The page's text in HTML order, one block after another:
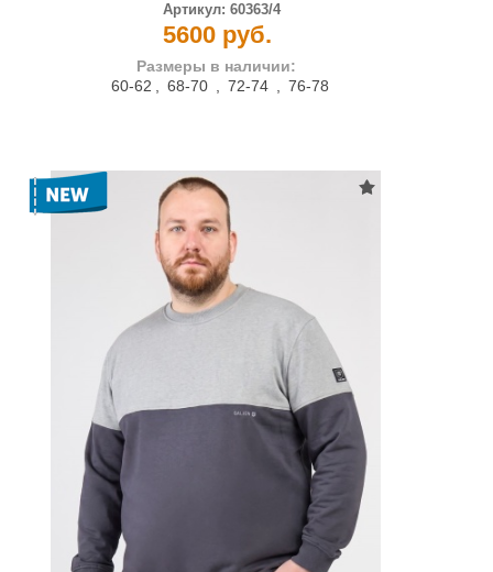
Артикул: 60363/4
5600 руб.
Размеры в наличии:
60-62 , 68-70 , 72-74 , 76-78